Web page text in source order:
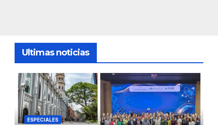
Ultimas noticias
ESPECIALES